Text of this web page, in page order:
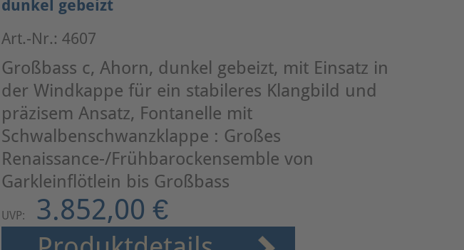
dunkel gebeizt
Art.-Nr.: 4607
Großbass c, Ahorn, dunkel gebeizt, mit Einsatz in
der Windkappe für ein stabileres Klangbild und
präzisem Ansatz, Fontanelle mit
Schwalbenschwanzklappe : Großes
Renaissance-/Frühbarockensemble von
Garkleinflötlein bis Großbass
UVP: 3.852,00 €